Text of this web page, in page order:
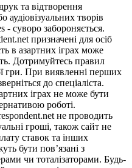
та відтворення
аудіовізуальних творів
- суворо забороняється.
призначені для осіб
в азартних іграх може
Дотримуйтесь правил
гри. При виявленні перших
до спеціаліста.
іграх не може бути
роботі.
не проводить
гроші, також сайт не
ставок та інших
бути пов’язані з
чи тоталізаторами. Будь-